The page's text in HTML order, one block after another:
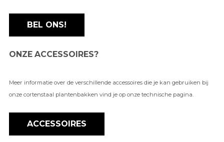
BEL ONS!
ONZE ACCESSOIRES?
Meer informatie over de verschillende accessoires die je kan gebruiken bij
onze cortenstaal plantenbakken vind je op onze technische pagina.
ACCESSOIRES